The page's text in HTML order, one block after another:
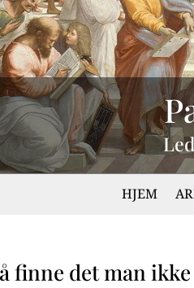
HJEM
finne det man